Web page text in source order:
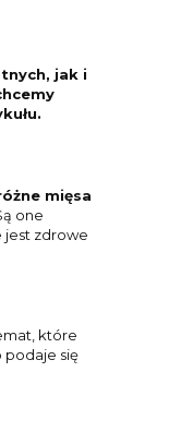
Parówki
jak i
mięsa
one
jest zdrowe
które
podaje się